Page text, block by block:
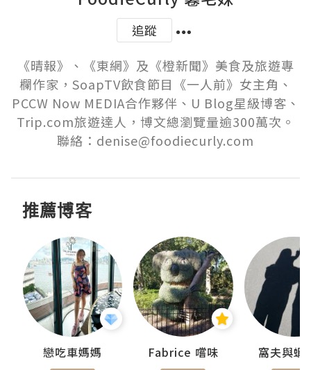
追蹤
《晴報》、《東網》及《橙新聞》美食及旅遊專
欄作家，SoapTV飲食節目《一人前》女主角、
PCCW Now MEDIA合作夥伴、U Blog星級博客、
Trip.com旅遊達人，博文總瀏覽量逾300萬次。
聯絡：denise@foodiecurly.com
推薦博客
戀吃車媽媽 Fabrice 嚐味 窩夫與蝦